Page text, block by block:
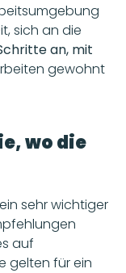
sich an die
an, mit
gewohnt
wo die
sehr wichtiger
auf
gelten für ein